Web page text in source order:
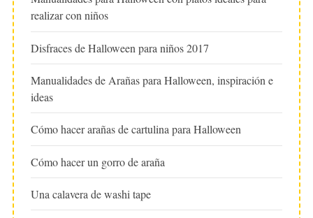
realizar con niños
Disfraces de Halloween para niños 2017
Manualidades de Arañas para Halloween, inspiración e
ideas
Cómo hacer arañas de cartulina para Halloween
Cómo hacer un gorro de araña
Una calavera de washi tape